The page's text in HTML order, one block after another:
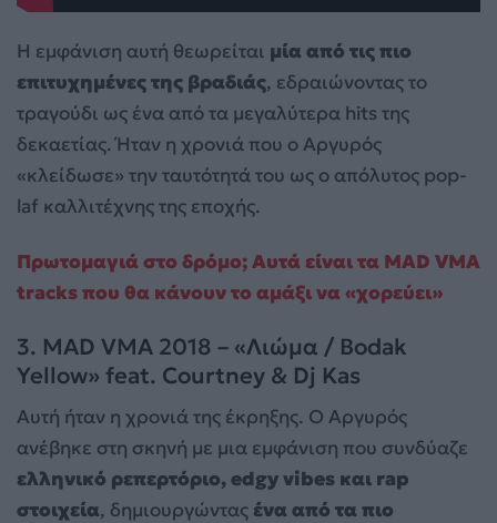
Η εμφάνιση αυτή θεωρείται μία από τις πιο
επιτυχημένες της βραδιάς, εδραιώνοντας το
τραγούδι ως ένα από τα μεγαλύτερα hits της
δεκαετίας. Ήταν η χρονιά που ο Αργυρός
«κλείδωσε» την ταυτότητά του ως ο απόλυτος pop-
laf καλλιτέχνης της εποχής.
Πρωτομαγιά στο δρόμο; Αυτά είναι τα MAD VMA
tracks που θα κάνουν το αμάξι να «χορεύει»
3. MAD VMA 2018 – «Λιώμα / Bodak
Yellow» feat. Courtney & Dj Kas
Αυτή ήταν η χρονιά της έκρηξης. Ο Αργυρός
ανέβηκε στη σκηνή με μια εμφάνιση που συνδύαζε
ελληνικό ρεπερτόριο, edgy vibes και rap
στοιχεία, δημιουργώντας ένα από τα πιο